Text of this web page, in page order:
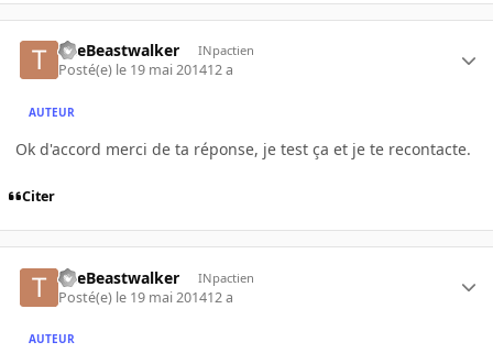
TheBeastwalker INpactien
Posté(e) le 19 mai 201412 a
AUTEUR
Ok d'accord merci de ta réponse, je test ça et je te recontacte.
Citer
TheBeastwalker INpactien
Posté(e) le 19 mai 201412 a
AUTEUR